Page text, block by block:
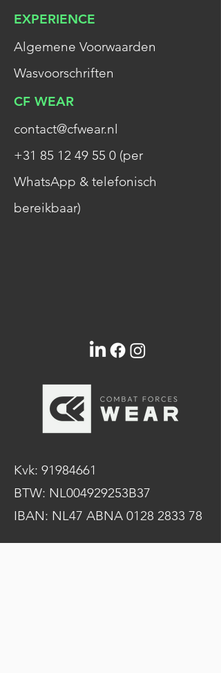
EXPERIENCE
Algemene Voorwaarden
Wasvoorschriften
CF WEAR
contact@cfwear.nl
+31 85 12 49 55 0 (per
WhatsApp & telefonisch
bereikbaar)
Kvk: 91984661
BTW: NL004929253B37
IBAN: NL47 ABNA 0128 2833 78